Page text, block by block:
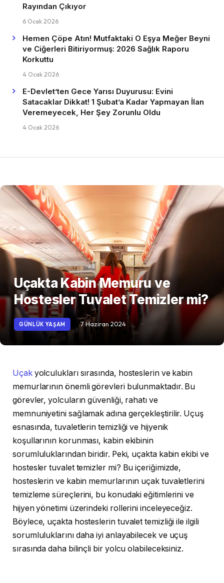
Rayından Çıkıyor
6 Ocak 2026
Hemen Çöpe Atın! Mutfaktaki O Eşya Meğer Beyni
ve Ciğerleri Bitiriyormuş: 2026 Sağlık Raporu
Korkuttu
4 Ocak 2026
E-Devlet’ten Gece Yarısı Duyurusu: Evini
Satacaklar Dikkat! 1 Şubat’a Kadar Yapmayan İlan
Veremeyecek, Her Şey Zorunlu Oldu
4 Ocak 2026
Uçakta Kabin Memuru ve
Hostesler Tuvalet Temizler mi?
GÜNLÜK YAŞAM 7 Haziran 2024
Uçakyolculukları sırasında, hosteslerin ve kabin
memurlarının önemli görevleri bulunmaktadır. Bu
görevler, yolcuların güvenliği, rahatı ve
memnuniyetini sağlamak adına gerçekleştirilir. Uçuş
esnasında, tuvaletlerin temizliği ve hijyenik
koşullarının korunması, kabin ekibinin
sorumluluklarından biridir. Peki, uçakta kabin ekibi ve
hostesler tuvalet temizler mi? Bu içeriğimizde,
hosteslerin ve kabin memurlarının uçak tuvaletlerini
temizleme süreçlerini, bu konudaki eğitimlerini ve
hijyen yönetimi üzerindeki rollerini inceleyeceğiz.
Böylece, uçakta hosteslerin tuvalet temizliği ile ilgili
sorumluluklarını daha iyi anlayabilecek ve uçuş
sırasında daha bilinçli bir yolcu olabileceksiniz.